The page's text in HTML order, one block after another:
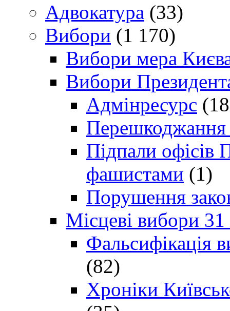
Адвокатура (33)
Вибори (1 170)
Вибори мера
Вибори
Адмінресурс
Перешкоджання
Підпали офісів
фашистами (1)
Порушення
Місцеві вибори
Фальсифікація
(82)
Хроніки